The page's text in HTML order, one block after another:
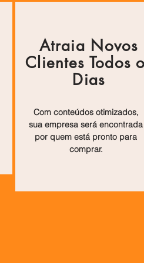
Atraia Novos
Clientes Todos
Dias
Com conteúdos otimizados,
sua empresa será encontrada
por quem está pronto para
comprar.